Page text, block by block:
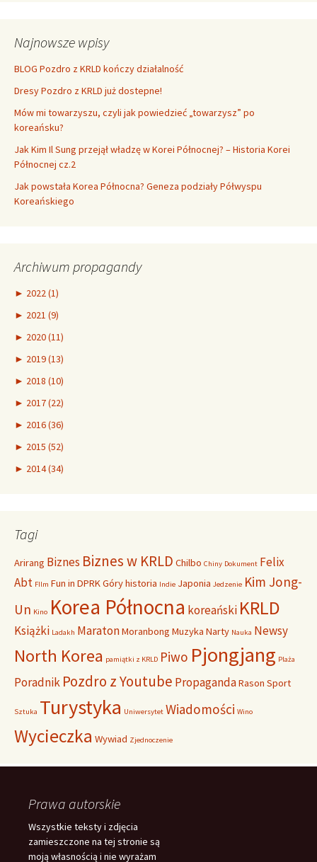
Najnowsze wpisy
BLOG Pozdro z KRLD kończy działalność
Dresy Pozdro z KRLD już dostepne!
Mów mi towarzyszu, czyli jak powiedzieć „towarzysz” po
koreańsku?
Jak Kim Il Sung przejął władzę w Korei Północnej? – Historia Korei
Północnej cz.2
Jak powstała Korea Północna? Geneza podziały Półwyspu
Koreańskiego
Archiwum propagandy
► 2022 (1)
► 2021 (9)
► 2020 (11)
► 2019 (13)
► 2018 (10)
► 2017 (22)
► 2016 (36)
► 2015 (52)
► 2014 (34)
Tagi
Arirang Biznes Biznes w KRLD Chilbo Chiny Dokument Felix
Abt FIlm Fun in DPRKGóryhistoria Indie Japonia Jedzenie Kim Jong-
Un Kino Korea Północna koreański KRLD
Książki Ladakh MaratonMoranbong Muzyka Narty Nauka Newsy
North Korea pamiątki z KRLD Piwo Pjongjang Plaża
Poradnik Pozdro z Youtube PropagandaRason Sport
Sztuka Turystyka Uniwersytet Wiadomości Wino
Wycieczka Wywiad Zjednoczenie
Prawa autorskie
Wszystkie teksty i zdjęcia
zamieszczone na tej stronie są
moją własnością i nie wyrażam